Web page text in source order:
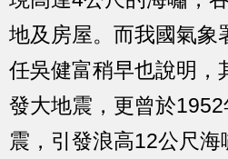
地及房屋。而我國氣象
任吳健富稍早也說明，
發大地震，更曾於
震，引發浪高12公尺海